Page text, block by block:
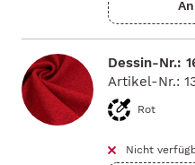
Dessin-Nr.:
Artikel-Nr.:
Rot
Nicht